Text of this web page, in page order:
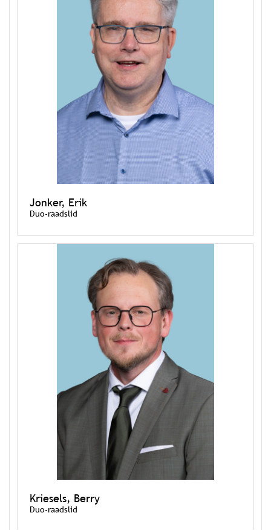
Jonker, Erik
Duo-raadslid
Kriesels, Berry
Duo-raadslid